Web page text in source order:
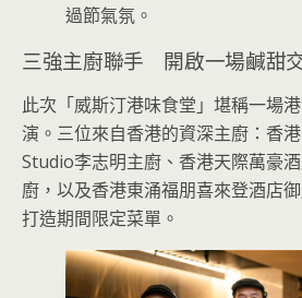
過節氣氛。
三強主廚聯手 開啟一場鹹甜
此次「威斯汀港味食堂」堪稱一場
演。三位來自香港的資深主廚：香
Studio李志明主廚、香港天際萬豪
廚，以及香港東涌福朋喜來登酒店
打造期間限定菜單。